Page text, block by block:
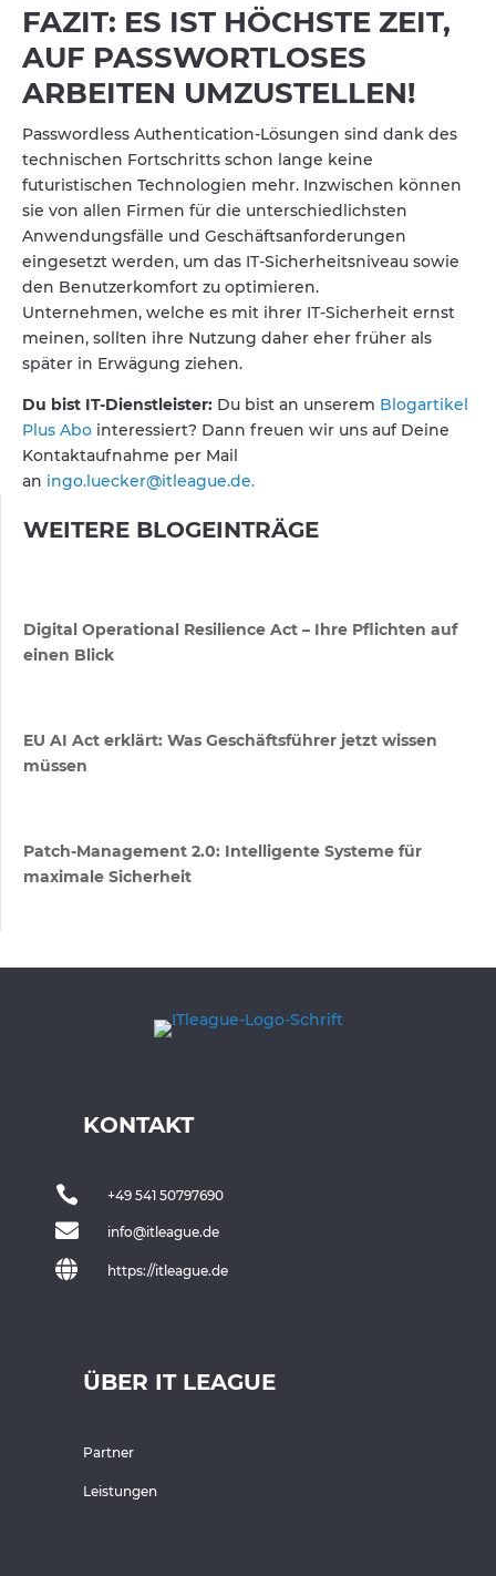
FAZIT: ES IST HÖCHSTE ZEIT,
AUF PASSWORTLOSES
ARBEITEN UMZUSTELLEN!
Passwordless Authentication-Lösungen sind dank des
technischen Fortschritts schon lange keine
futuristischen Technologien mehr. Inzwischen können
sie von allen Firmen für die unterschiedlichsten
Anwendungsfälle und Geschäftsanforderungen
eingesetzt werden, um das IT-Sicherheitsniveau sowie
den Benutzerkomfort zu optimieren.
Unternehmen, welche es mit ihrer IT-Sicherheit ernst
meinen, sollten ihre Nutzung daher eher früher als
später in Erwägung ziehen.
Du bist IT-Dienstleister: Du bist an unserem Blogartikel
Plus Abo interessiert? Dann freuen wir uns auf Deine
Kontaktaufnahme per Mail
an ingo.luecker@itleague.de.
WEITERE BLOGEINTRÄGE
Digital Operational Resilience Act – Ihre Pflichten auf
einen Blick
EU AI Act erklärt: Was Geschäftsführer jetzt wissen
müssen
Patch-Management 2.0: Intelligente Systeme für
maximale Sicherheit
KONTAKT
 +49 541 50797690
 info@itleague.de
 https://itleague.de
ÜBER IT LEAGUE
Partner
Leistungen